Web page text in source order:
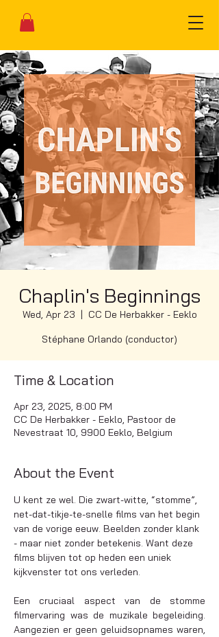
Chaplin's Beginnings
Wed, Apr 23
CC De Herbakker - Eeklo
Stéphane Orlando (conductor)
Time & Location
Apr 23, 2025, 8:00 PM
CC De Herbakker - Eeklo, Pastoor de
Nevestraat 10, 9900 Eeklo, Belgium
About the Event
U kent ze wel. Die zwart-witte, “stomme”,
net-dat-tikje-te-snelle films van het begin
van de vorige eeuw. Beelden zonder klank
- maar niet zonder betekenis. Want deze
films blijven tot op heden een uniek
kijkvenster tot ons verleden.
Een cruciaal aspect van de stomme
filmervaring was de muzikale begeleiding.
Aangezien er geen geluidsopnames waren,